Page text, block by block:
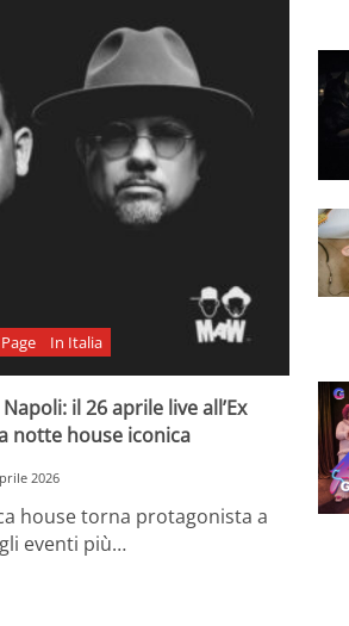
In Italia
il 26 aprile live all’Ex
notte house iconica
2026
house torna protagonista a
eventi più…